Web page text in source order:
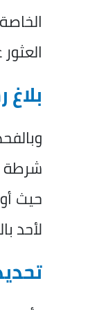
شرطة
لأحد